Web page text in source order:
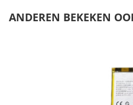
ANDEREN BEKEKEN